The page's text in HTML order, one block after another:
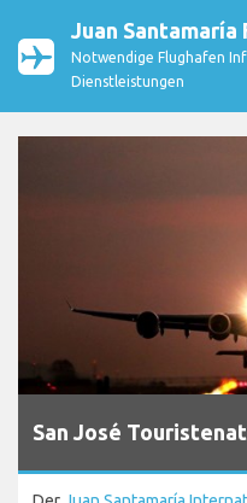
Juan Santamaría
Notwendige Flughafen
Dienstleistungen
San José